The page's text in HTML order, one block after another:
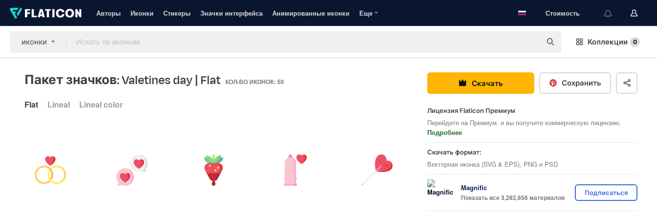
Авторы Иконки Стикеры Значки интерфейса Анимированные иконки Еще Стоимость
иконки Коллекции 0
Пакет значков: Valetines day| Flat КОЛ-ВО ИКОНОК: 50
Flat Lineal Lineal color
Скачать Сохранить
Лицензия Flaticon Премиум
Перейдите на Премиум, и вы получите коммерческую лицензию.
Подробнее
Скачать формат:
Векторная иконка (SVG & EPS), PNG и PSD
Magnific
Показать все 3,282,856 материалов
Подписаться